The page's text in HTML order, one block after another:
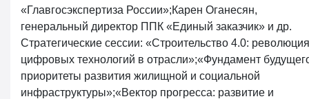
«Главгосэкспертиза России»;Карен Оганесян,
генеральный директор ППК «Единый заказчик» и др.
Стратегические сессии: «Строительство 4.0: революция
цифровых технологий в отрасли»;«Фундамент
приоритеты развития жилищной и социальной
инфраструктуры»;«Вектор прогресса: развитие и